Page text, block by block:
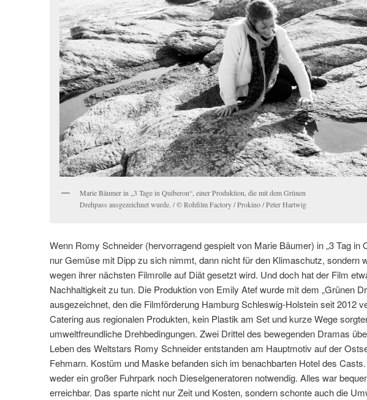
Marie Bäumer in „3 Tage in Quiberon“, einer Produktion, die mit dem Grünen
Drehpass ausgezeichnet wurde. / © Rohfilm Factory / Prokino / Peter Hartwig
Wenn Romy Schneider (hervorragend gespielt von Marie Bäumer) in „3 Tag in
nur Gemüse mit Dipp zu sich nimmt, dann nicht für den Klimaschutz, sondern
wegen ihrer nächsten Filmrolle auf Diät gesetzt wird. Und doch hat der Film
Nachhaltigkeit zu tun. Die Produktion von Emily Atef wurde mit dem „Grünen
ausgezeichnet, den die Filmförderung Hamburg Schleswig-Holstein seit 2012
Catering aus regionalen Produkten, kein Plastik am Set und kurze Wege
umweltfreundliche Drehbedingungen. Zwei Drittel des bewegenden Dramas
Leben des Weltstars Romy Schneider entstanden am Hauptmotiv auf der
Fehmarn. Kostüm und Maske befanden sich im benachbarten Hotel des
weder ein großer Fuhrpark noch Dieselgeneratoren notwendig. Alles war
erreichbar. Das sparte nicht nur Zeit und Kosten, sondern schonte auch die